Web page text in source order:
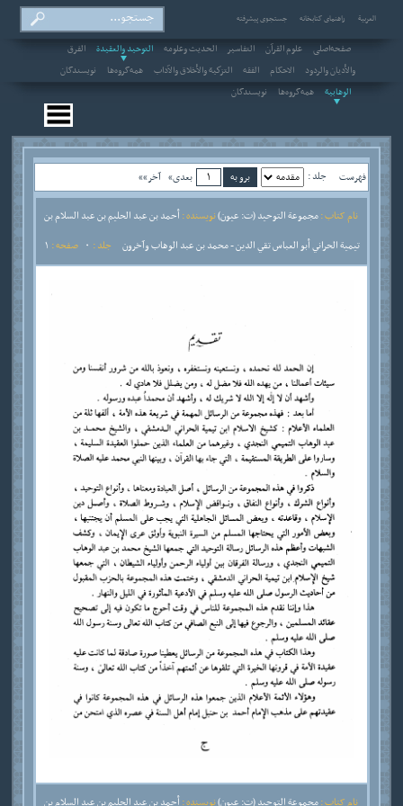
العربیة راهنمای کتابخانه جستجوی پیشرفته
صفحه‌اصلی علوم القرآن التفاسير الحديث وعلومه التوحيد والعقيدة
الفرق
والأديان والردود
الاحکام الفقه التزكية والأخلاق والآداب همه‌گروه‌ها
نویسندگان
الوهابية
همه‌گروه‌ها نویسندگان
فهرست جلد : بعدی» آخر»»
نام کتاب :مجموعة التوحيد (ت: عيون)نویسنده :أحمد بن عبد الحليم بن عبد السلام بن
تيمية الحراني أبو العباس تقي الدين - محمد بن عبد الوهاب وآخرون
جلد : صفحه :
نام کتاب :مجموعة التوحيد (ت: عيون)نویسنده :أحمد بن عبد الحليم بن عبد السلام بن